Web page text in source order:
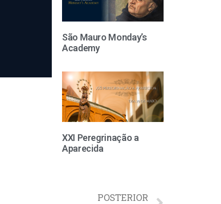
São Mauro Monday’s
Academy
XXI Peregrinação a
Aparecida
POSTERIOR